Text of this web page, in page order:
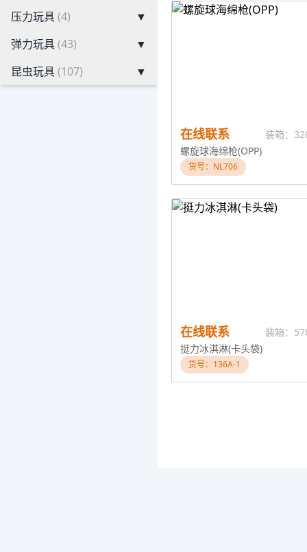
压力玩具(4)
▼
弹力玩具(43)
▼
昆虫玩具(107) ▼
在线联系
装箱：
螺旋球海绵枪(OPP)
货号：NL706
在线联系
装箱：
挺力冰淇淋(卡头袋)
货号：136A-1